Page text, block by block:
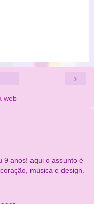
›
web
9 anos! aqui o assunto é
música e design.